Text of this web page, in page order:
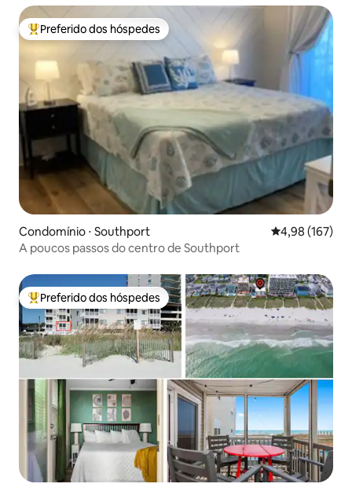
Entre os melhores preferidos dos hóspedes
Preferido dos hóspedes
Condomínio ⋅ Southport 4,98 de uma
4,98 (167)
A poucos passos do centro de Southport
Entre os melhores preferidos dos hóspedes
Preferido dos hóspedes